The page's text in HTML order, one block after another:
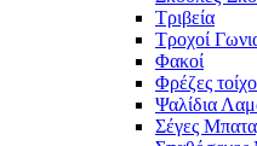
Τριβεία
Τροχοί
Φακοί
Φρέζες
Ψαλίδια
Σέγες